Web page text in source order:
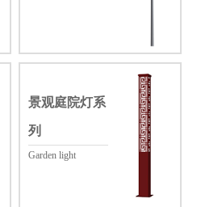
景观庭院灯系
列
Garden light